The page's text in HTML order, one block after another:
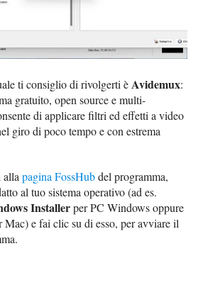
ti consiglio di rivolgerti è Avidemux:
gratuito, open source e multi-
di applicare filtri ed effetti a video
giro di poco tempo e con estrema
allapagina FossHubdel programma,
al tuo sistema operativo (ad es.
Installerper PC Windows oppure
Mac) e fai clic su di esso, per avviare il